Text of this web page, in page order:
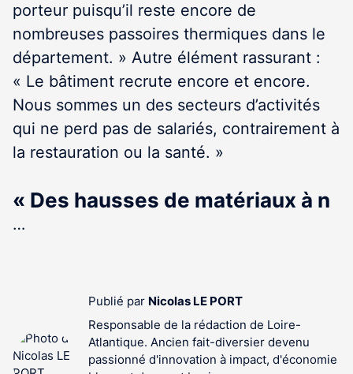
porteur puisqu’il reste encore de
nombreuses passoires thermiques dans le
département. » Autre élément rassurant :
« Le bâtiment recrute encore et encore.
Nous sommes un des secteurs d’activités
qui ne perd pas de salariés, contrairement à
la restauration ou la santé. »
« Des hausses de matériaux à n
…
Publié par Nicolas LE PORT
Responsable de la rédaction de Loire-
Atlantique. Ancien fait-diversier devenu
passionné d'innovation à impact, d'économie